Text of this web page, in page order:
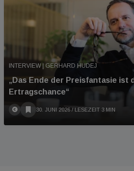
INTERVIEW | GERHARD HUDEJ
„Das Ende der Preisfantasie ist
Ertragschance“
30. JUNI 2026 / LESEZEIT 3 MIN